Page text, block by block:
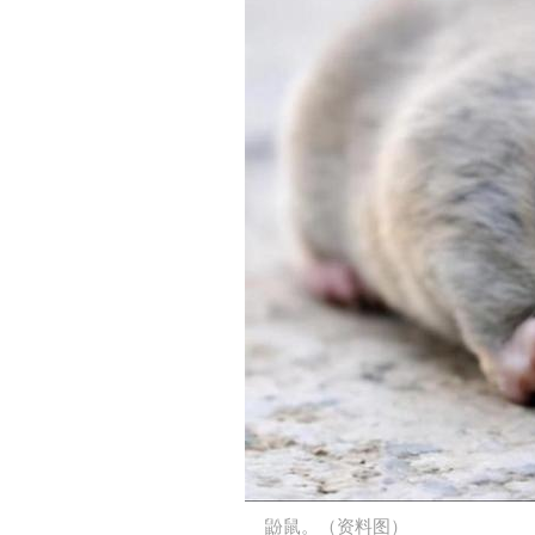
鼢鼠。（资料图）